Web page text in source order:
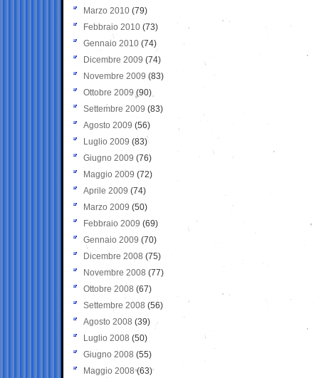
Marzo 2010 (79)
Febbraio 2010 (73)
Gennaio 2010 (74)
Dicembre 2009 (74)
Novembre 2009 (83)
Ottobre 2009 (90)
Settembre 2009 (83)
Agosto 2009 (56)
Luglio 2009 (83)
Giugno 2009 (76)
Maggio 2009 (72)
Aprile 2009 (74)
Marzo 2009 (50)
Febbraio 2009 (69)
Gennaio 2009 (70)
Dicembre 2008 (75)
Novembre 2008 (77)
Ottobre 2008 (67)
Settembre 2008 (56)
Agosto 2008 (39)
Luglio 2008 (50)
Giugno 2008 (55)
Maggio 2008(63)